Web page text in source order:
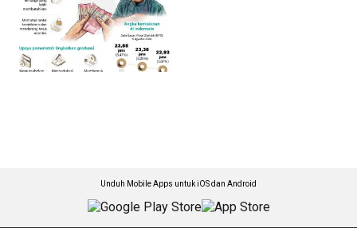
Unduh Mobile Apps untuk iOS dan Android